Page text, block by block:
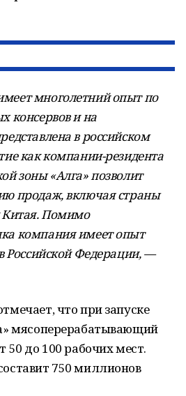
многолетний опыт по
консервов и на
в российском
как компании-резидента
зоны «Алга» позволит
продаж, включая страны
Китая. Помимо
компания имеет опыт
Российской Федерации, —
что при запуске
мясоперерабатывающий
50 до 100 рабочих мест.
750 миллионов